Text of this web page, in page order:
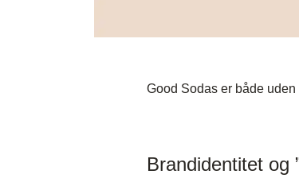
Good Sodas er både
Brandidentitet og